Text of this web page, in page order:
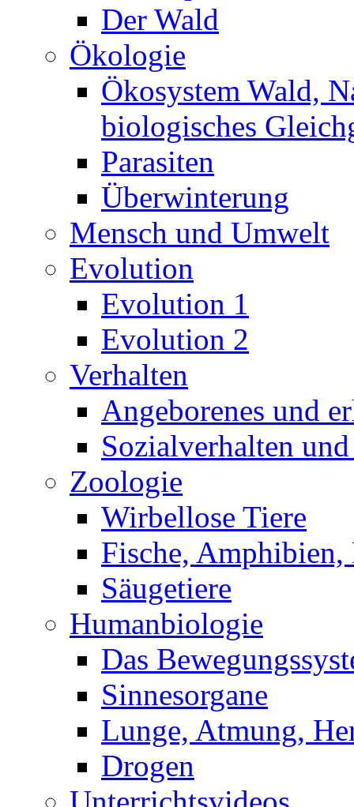
Der Wald
Ökologie
Ökosystem Wald,
biologisches
Parasiten
Überwinterung
Mensch und Umwelt
Evolution
Evolution 1
Evolution 2
Verhalten
Angeborenes und
Sozialverhalten
Zoologie
Wirbellose Tiere
Fische,
Säugetiere
Humanbiologie
Das
Sinnesorgane
Lunge, Atmung,
Drogen